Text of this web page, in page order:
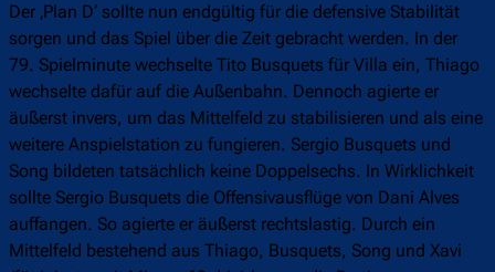
Der ‚Plan D‘ sollte nun endgültig für die defensive Stabilität
sorgen und das Spiel über die Zeit gebracht werden. In der
79. Spielminute wechselte Tito Busquets für Villa ein, Thiago
wechselte dafür auf die Außenbahn. Dennoch agierte er
äußerst invers, um das Mittelfeld zu stabilisieren und als eine
weitere Anspielstation zu fungieren. Sergio Busquets und
Song bildeten tatsächlich keine Doppelsechs. In Wirklichkeit
sollte Sergio Busquets die Offensivausflüge von Dani Alves
auffangen. So agierte er äußerst rechtslastig. Durch ein
Mittelfeld bestehend aus Thiago, Busquets, Song und Xavi